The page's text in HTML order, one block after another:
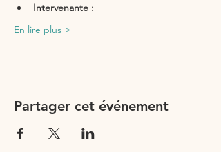
Intervenante :
En lire plus >
Partager cet événement